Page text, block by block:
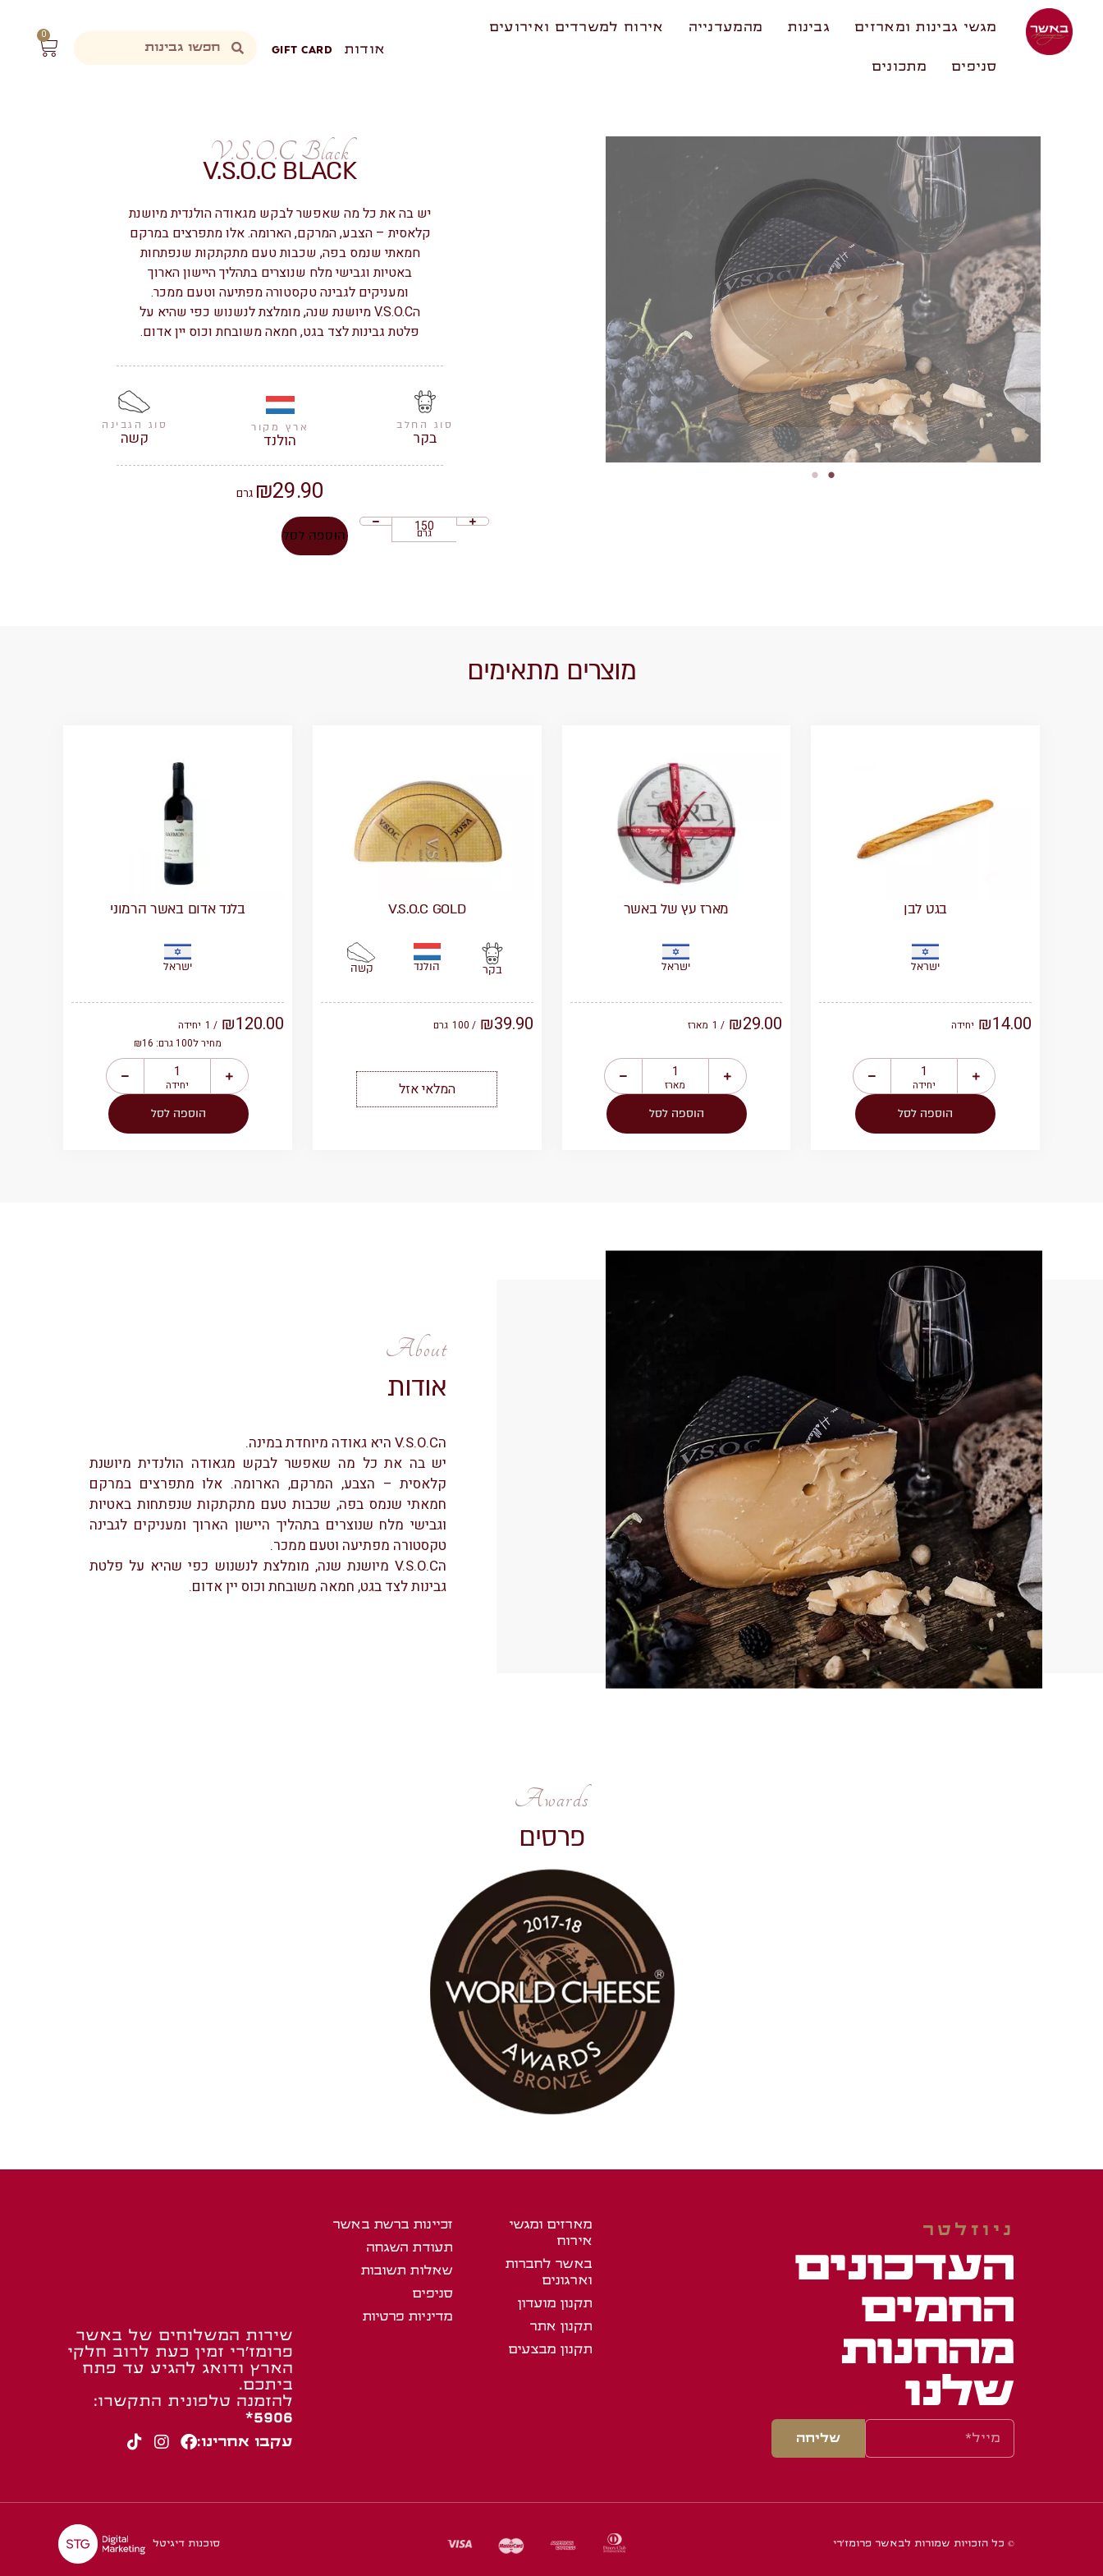
מגשי גבינות ומארזים גבינות מהמעדנייה אירוח למשרדים ואירועים
סניפים מתכונים
אודות GIFT CARD
0
V.S.O.C Black
V.S.O.C BLACK
יש בה את כל מה שאפשר לבקש מגאודה הולנדית מיושנת
קלאסית – הצבע, המרקם, הארומה. אלו מתפרצים במרקם
חמאתי שנמס בפה, שכבות טעם מתקתקות שנפתחות
באטיות וגבישי מלח שנוצרים בתהליך היישון הארוך
ומעניקים לגבינה טקסטורה מפתיעה וטעם ממכר.
הV.S.O.C מיושנת שנה, מומלצת לנשנוש כפי שהיא על
פלטת גבינות לצד בגט, חמאה משובחת וכוס יין אדום.
סוג החלב
בקר
ארץ מקור
הולנד
סוג הגבינה
קשה
₪29.90 גרם
גרם הוספה לסל
מוצרים מתאימים
בגט לבן
ישראל
₪14.00 יחידה
יחידה
הוספה לסל
מארז עץ של באשר
ישראל
₪29.00
/ 1 מארז
מארז
הוספה לסל
V.S.O.C GOLD
בקר הולנד קשה
₪39.90
/ 100 גרם
המלאי אזל
בלנד אדום באשר הרמוני
ישראל
₪120.00
/ 1
יחידה
מחיר ל100 גרם: ₪16
יחידה
הוספה לסל
About
אודות
הV.S.O.C היא גאודה מיוחדת במינה.
יש בה את כל מה שאפשר לבקש מגאודה הולנדית מיושנת
קלאסית – הצבע, המרקם, הארומה. אלו מתפרצים במרקם
חמאתי שנמס בפה, שכבות טעם מתקתקות שנפתחות באטיות
וגבישי מלח שנוצרים בתהליך היישון הארוך ומעניקים לגבינה
טקסטורה מפתיעה וטעם ממכר.
הV.S.O.C מיושנת שנה, מומלצת לנשנוש כפי שהיא על פלטת
גבינות לצד בגט, חמאה משובחת וכוס יין אדום.
Awards
פרסים
ניוזלטר
העדכונים
החמים
מהחנות
שלנו
שליחה
מארזים ומגשי
אירוח
באשר לחברות
וארגונים
תקנון מועדון
תקנון אתר
תקנון מבצעים
זכיינות ברשת באשר
תעודת השגחה
שאלות תשובות
סניפים
מדיניות פרטיות
שירות המשלוחים של באשר
פרומז’רי זמין כעת לרוב חלקי
הארץ ודואג להגיע עד פתח
ביתכם.
להזמנה טלפונית התקשרו:
5906*
עקבו אחרינו:
© כל הזכויות שמורות לבאשר פרומז'רי סוכנות דיגיטל